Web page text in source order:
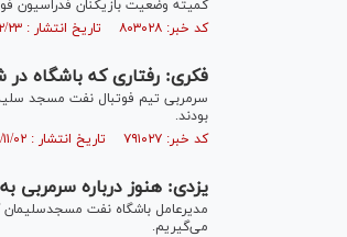
کمیته وضعیت بازیکنان فدراسیون
کد خبر: ۸۰۳۰۲۸ تاریخ انتشار : ۱۴۰۰/۱۲/۲۳
فکری: رفتاری که باشگاه
سرمربی تیم فوتبال نفت مسجد
بودند.
کد خبر: ۷۹۱۰۲۷ تاریخ انتشار : ۱۴۰۰/۱۱/۰۲
یزدی: هنوز درباره سرمربی
مدیرعامل باشگاه نفت مسجدسلیمان
می‌گیریم.